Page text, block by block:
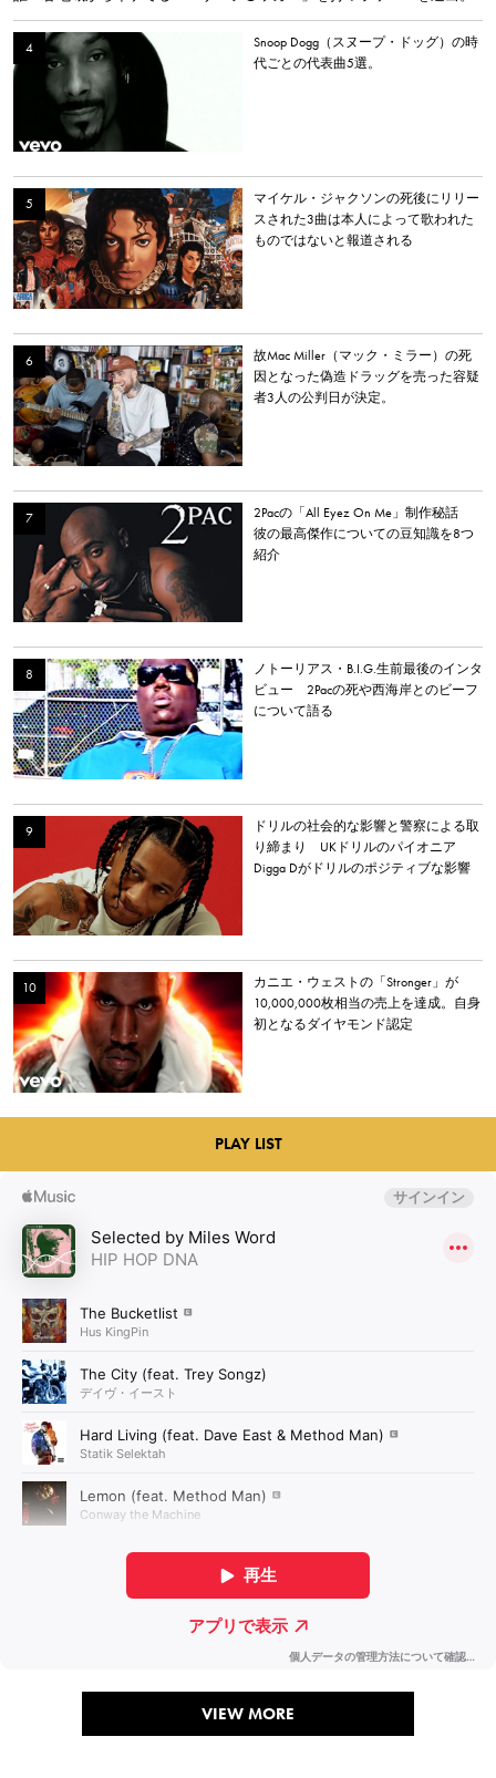
Snoop Dogg（スヌープ・ドッグ）の時
代ごとの代表曲5選。
マイケル・ジャクソンの死後にリリー
スされた3曲は本人によって歌われた
ものではないと報道される
故Mac Miller（マック・ミラー）の死
因となった偽造ドラッグを売った容疑
者3人の公判日が決定。
2Pacの「All Eyez On Me」制作秘話
彼の最高傑作についての豆知識を8つ
紹介
ノトーリアス・B.I.G.生前最後のインタ
ビュー 2Pacの死や西海岸とのビーフ
について語る
ドリルの社会的な影響と警察による取
り締まり UKドリルのパイオニア
Digga Dがドリルのポジティブな影響
カニエ・ウェストの「Stronger」が
10,000,000枚相当の売上を達成。自身
初となるダイヤモンド認定
PLAY LIST
VIEW MORE